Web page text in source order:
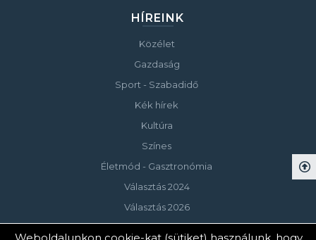
HÍREINK
Közélet
Gazdaság
Sport - Szabadidő
Kék hírek
Kultúra
Színes
Életmód - Gasztronómia
Választás 2024
Választás 2026